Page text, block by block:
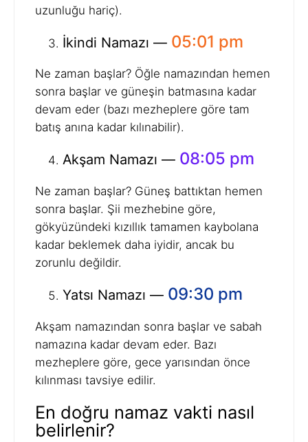
uzunluğu hariç).
İkindi Namazı — 05:01 pm
Ne zaman başlar? Öğle namazından hemen
sonra başlar ve güneşin batmasına kadar
devam eder (bazı mezheplere göre tam
batış anına kadar kılınabilir).
Akşam Namazı — 08:05 pm
Ne zaman başlar? Güneş battıktan hemen
sonra başlar. Şii mezhebine göre,
gökyüzündeki kızıllık tamamen kaybolana
kadar beklemek daha iyidir, ancak bu
zorunlu değildir.
Yatsı Namazı — 09:30 pm
Akşam namazından sonra başlar ve sabah
namazına kadar devam eder. Bazı
mezheplere göre, gece yarısından önce
kılınması tavsiye edilir.
En doğru namaz vakti nasıl
belirlenir?